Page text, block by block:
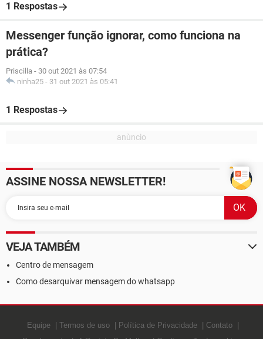
1 Respostas
Messenger função ignorar, como funciona na
prática?
Priscilla - 30 out 2021 às 07:54
ninha25 - 31 out 2021 às 05:41
1 Respostas
ASSINE NOSSA NEWSLETTER!
VEJA TAMBÉM
Centro de mensagem
Como desarquivar mensagem do whatsapp
Equipe Termos de uso Política de Privacidade
Contato